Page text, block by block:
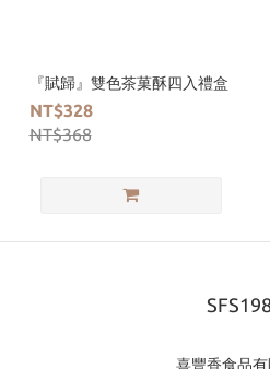
『賦歸』雙色茶菓酥四入禮盒
NT$328
NT$368
喜豐香食品有